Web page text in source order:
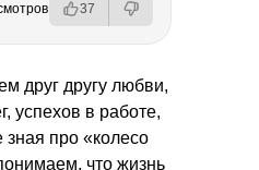
37
друг другу любви,
успехов в работе,
зная про «колесо
что жизнь